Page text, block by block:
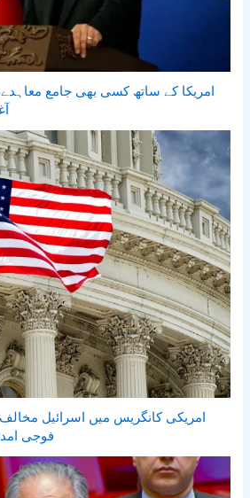
امریکا کے ساتھ کسی بھی جامع معاہدے
امریکی کانگریس میں اسرائیل مخالف
فوجی